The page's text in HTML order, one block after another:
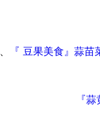
、 『 豆果美食』蒜苗
『